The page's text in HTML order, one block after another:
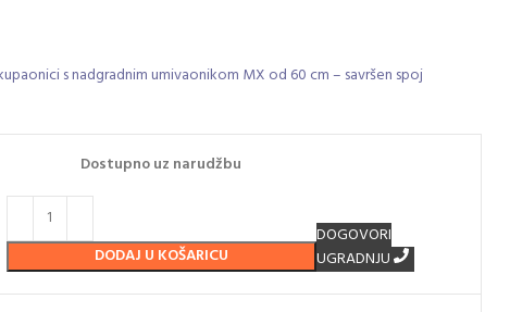
s nadgradnim umivaonikom MX od 60 cm – savršen spoj
Dostupno uz narudžbu
DODAJ U KOŠARICU
DOGOVORI
UGRADNJU